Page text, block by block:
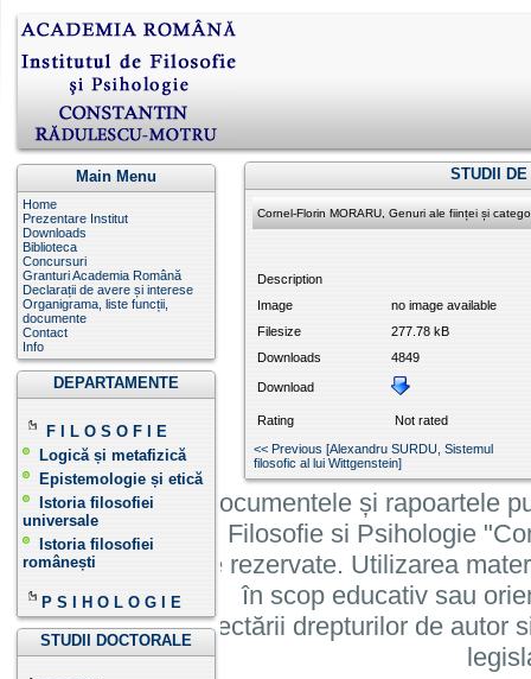
Main Menu
Home
Prezentare Institut
Downloads
Biblioteca
Concursuri
Granturi Academia Română
Declarații de avere și interese
Organigrama, liste funcții,
documente
Contact
Info
DEPARTAMENTE
F I L O S O F I E
Logică și metafizică
Epistemologie și etică
Istoria filosofiei
universale
Istoria filosofiei
românești
P S I H O L O G I E
STUDII DOCTORALE
STUDII
Cornel-Florin MORARU, Genuri ale ființei și
Description
Image
no image available
Filesize
277.78 kB
Downloads
4849
Download
Rating
Not rated
<< Previous [Alexandru SURDU, Sistemul
filosofic al lui Wittgenstein]
Informatiile, documentele și rapoartele
Institutului de Filosofie si Psihologie
cu toate drepturile rezervate. Utilizarea
în scop educativ sau
cu condiția respectării drepturilor de autor